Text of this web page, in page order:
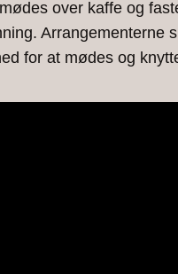
over kaffe og
for at mødes og